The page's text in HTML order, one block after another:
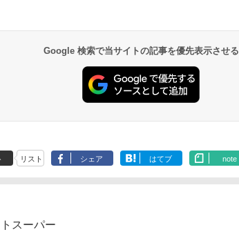
Google 検索で当サイトの記事を優先表示させる
リスト シェア はてブ note
スーパー